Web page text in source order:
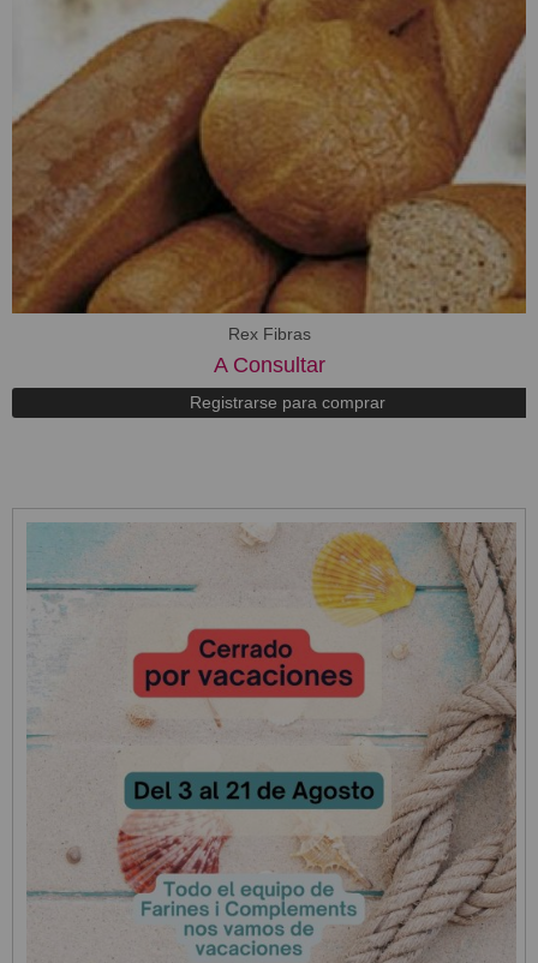
Rex Fibras
A Consultar
Registrarse para comprar